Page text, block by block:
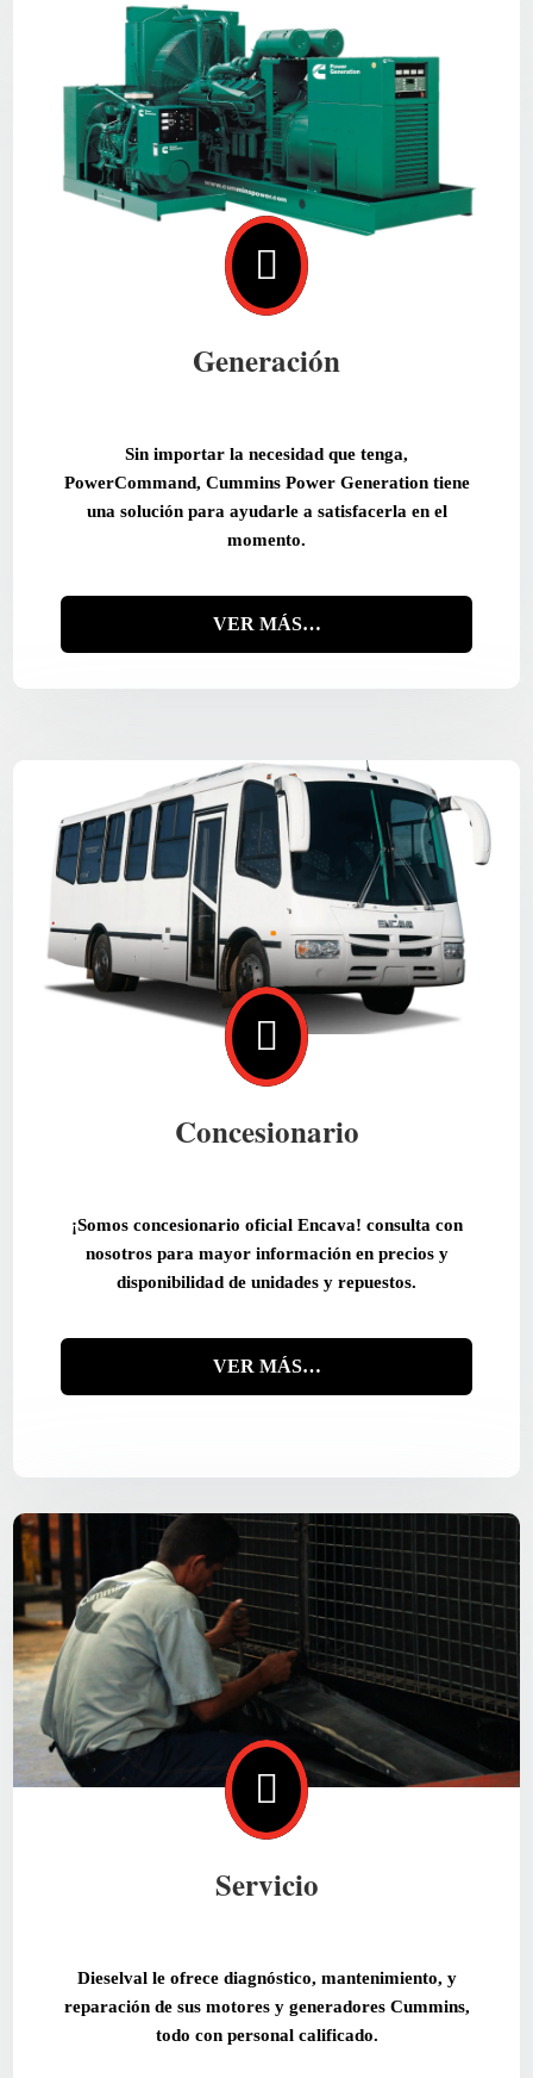

Generación
Sin importar la necesidad que tenga,
PowerCommand, Cummins Power Generation tiene
una solución para ayudarle a satisfacerla en el
momento.
VER MÁS…

Concesionario
¡Somos concesionario oficial Encava! consulta con
nosotros para mayor información en precios y
disponibilidad de unidades y repuestos.
VER MÁS…

Servicio
Dieselval le ofrece diagnóstico, mantenimiento, y
reparación de sus motores y generadores Cummins,
todo con personal calificado.